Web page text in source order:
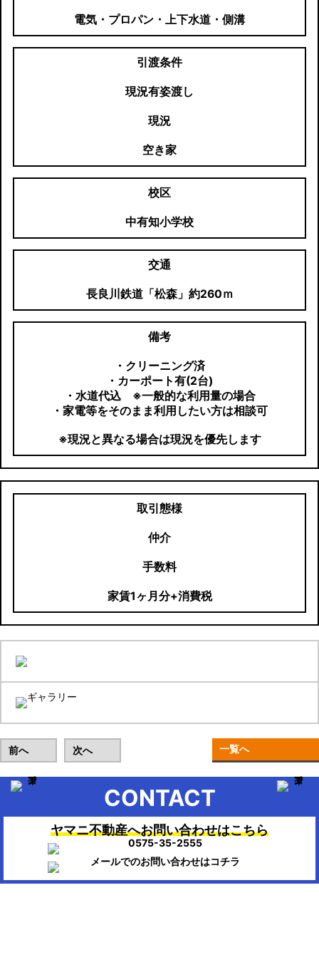
電気・プロパン・上下水道・側溝
引渡条件
現況有姿渡し
現況
空き家
校区
中有知小学校
交通
長良川鉄道「松森」約260ｍ
備考
・クリーニング済
・カーポート有(2台)
・水道代込 ※一般的な利用量の場合
・家電等をそのまま利用したい方は相談可
※現況と異なる場合は現況を優先します
取引態様
仲介
手数料
家賃1ヶ月分+消費税
前へ 次へ 一覧へ
CONTACT
ヤマニ不動産へお問い合わせはこちら